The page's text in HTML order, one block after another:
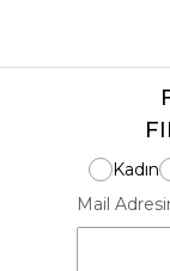
Kadın
Mail